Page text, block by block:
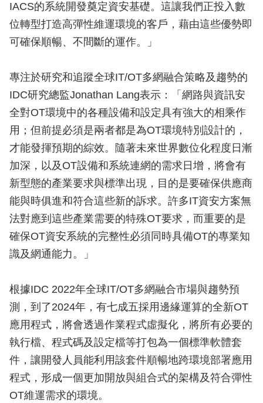
IACS的系統開發奠定資安基礎。這讓我們正投入數
位轉型打造高彈性維運環境的客戶，藉由這些優勢即
可確保順暢、不間斷的運作。」
專注於研究和追蹤全球IT/OT多網融合策略及趨勢的
IDC研究總監Jonathan Lang表示：「網路與資訊安
全對OT環境中的各種設備和設定具有強大的相乘作
用；但前提必須是兩者都是為OT環境特別設計的，
才能發揮預期的綜效。隨著未來世界數位化程度日漸
加深，以及OT設備和系統連網的需求日增，將會有
新型態的產業要求與標準出現，目的是要確保供應商
能與時俱進和符合這些新的訴求。許多IT資安方案無
法對應到這些產業需要的特殊OT要求，而重要的是
確保OT資安系統的完整性必須同時具備OT的專業知
識及網通能力。」
根據IDC 2022年全球IT/OT多網融合市場與趨勢預
測，到了2024年，有七成五採用邊緣運算的全新OT
應用程式，將會透過作業程式虛擬化，將所有必要的
執行檔、程式碼及設定檔等打包為一個標準軟體套
件，讓開發人員能利用該套件順暢地跨環境部署應用
程式，形成一個更加開放與組合式的架構及符合彈性
OT維運需求的環境。